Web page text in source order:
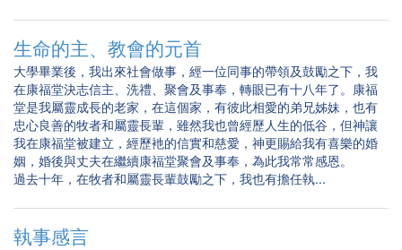
生命的主、教會的元首
大學畢業後，我出來社會做事，經一位同事的帶領及鼓勵之下，我
在康福堂決志信主、洗禮、聚會及事奉，轉眼已有十八年了。康福
堂是我屬靈成長的老家，在這個家，有彼此相愛的弟兄姊妹，也有
忠心良善的牧者和屬靈長輩，雖然我也曾經歷人生的低谷，但神讓
我在康福堂被建立，經歷衪的信實和慈愛，神更賜給我有喜樂的婚
姻，婚後與丈夫在繼續康福堂聚會及事奉，為此我常常感恩。
過去十年，在牧者和屬靈長輩鼓勵之下，我也有擔任執...
執事感言